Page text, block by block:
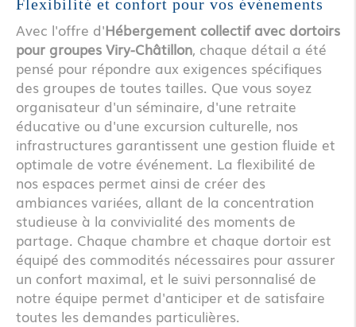
Flexibilité et confort pour vos événements
Avec l'offre d'Hébergement collectif avec dortoirs
pour groupes Viry-Châtillon, chaque détail a été
pensé pour répondre aux exigences spécifiques
des groupes de toutes tailles. Que vous soyez
organisateur d'un séminaire, d'une retraite
éducative ou d'une excursion culturelle, nos
infrastructures garantissent une gestion fluide et
optimale de votre événement. La flexibilité de
nos espaces permet ainsi de créer des
ambiances variées, allant de la concentration
studieuse à la convivialité des moments de
partage. Chaque chambre et chaque dortoir est
équipé des commodités nécessaires pour assurer
un confort maximal, et le suivi personnalisé de
notre équipe permet d'anticiper et de satisfaire
toutes les demandes particulières.